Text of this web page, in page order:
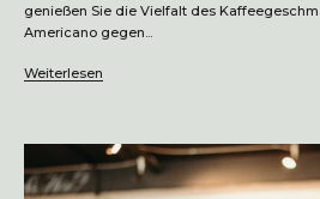
genießen Sie die Vielfalt des
Americano gegen...
Weiterlesen